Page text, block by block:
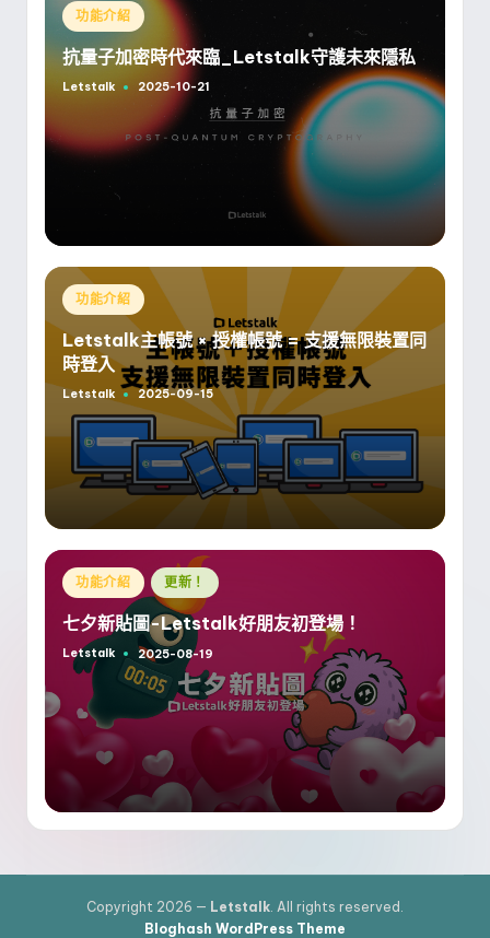
Posted
in
功能介紹
抗量子加密時代來臨_Letstalk守護未來隱私
Posted
Letstalk 2025-10-21
Posted
in
功能介紹
Letstalk主帳號 × 授權帳號 = 支援無限裝置同
時登入
Posted
by
Letstalk 2025-09-15
Posted
in
功能介紹 更新！
七夕新貼圖-Letstalk好朋友初登場！
Posted
by
Letstalk 2025-08-19
Copyright 2026 — Letstalk. All rights reserved.
Bloghash WordPress Theme